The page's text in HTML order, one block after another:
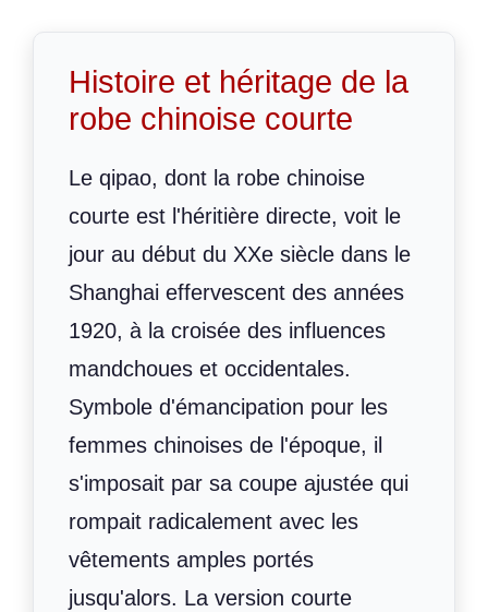
Histoire et héritage de la
robe chinoise courte
Le qipao, dont la robe chinoise
courte est l'héritière directe, voit le
jour au début du XXe siècle dans le
Shanghai effervescent des années
1920, à la croisée des influences
mandchoues et occidentales.
Symbole d'émancipation pour les
femmes chinoises de l'époque, il
s'imposait par sa coupe ajustée qui
rompait radicalement avec les
vêtements amples portés
jusqu'alors. La version courte